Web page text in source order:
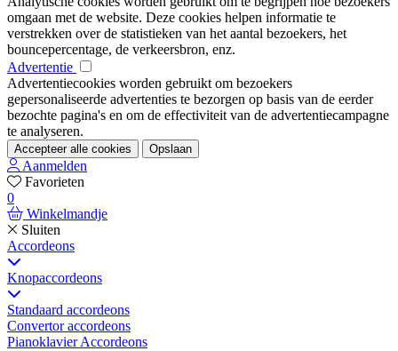
omgaan met de website. Deze cookies helpen informatie te
verstrekken over de statistieken van het aantal bezoekers, het
bouncepercentage, de verkeersbron, enz.
Advertentie
Advertentiecookies worden gebruikt om bezoekers
gepersonaliseerde advertenties te bezorgen op basis van de eerder
bezochte pagina's en om de effectiviteit van de advertentiecampagne
te analyseren.
Accepteer alle cookies Opslaan
Aanmelden
Favorieten
0
Winkelmandje
Sluiten
Accordeons
Knopaccordeons
Standaard accordeons
Convertor accordeons
Pianoklavier Accordeons